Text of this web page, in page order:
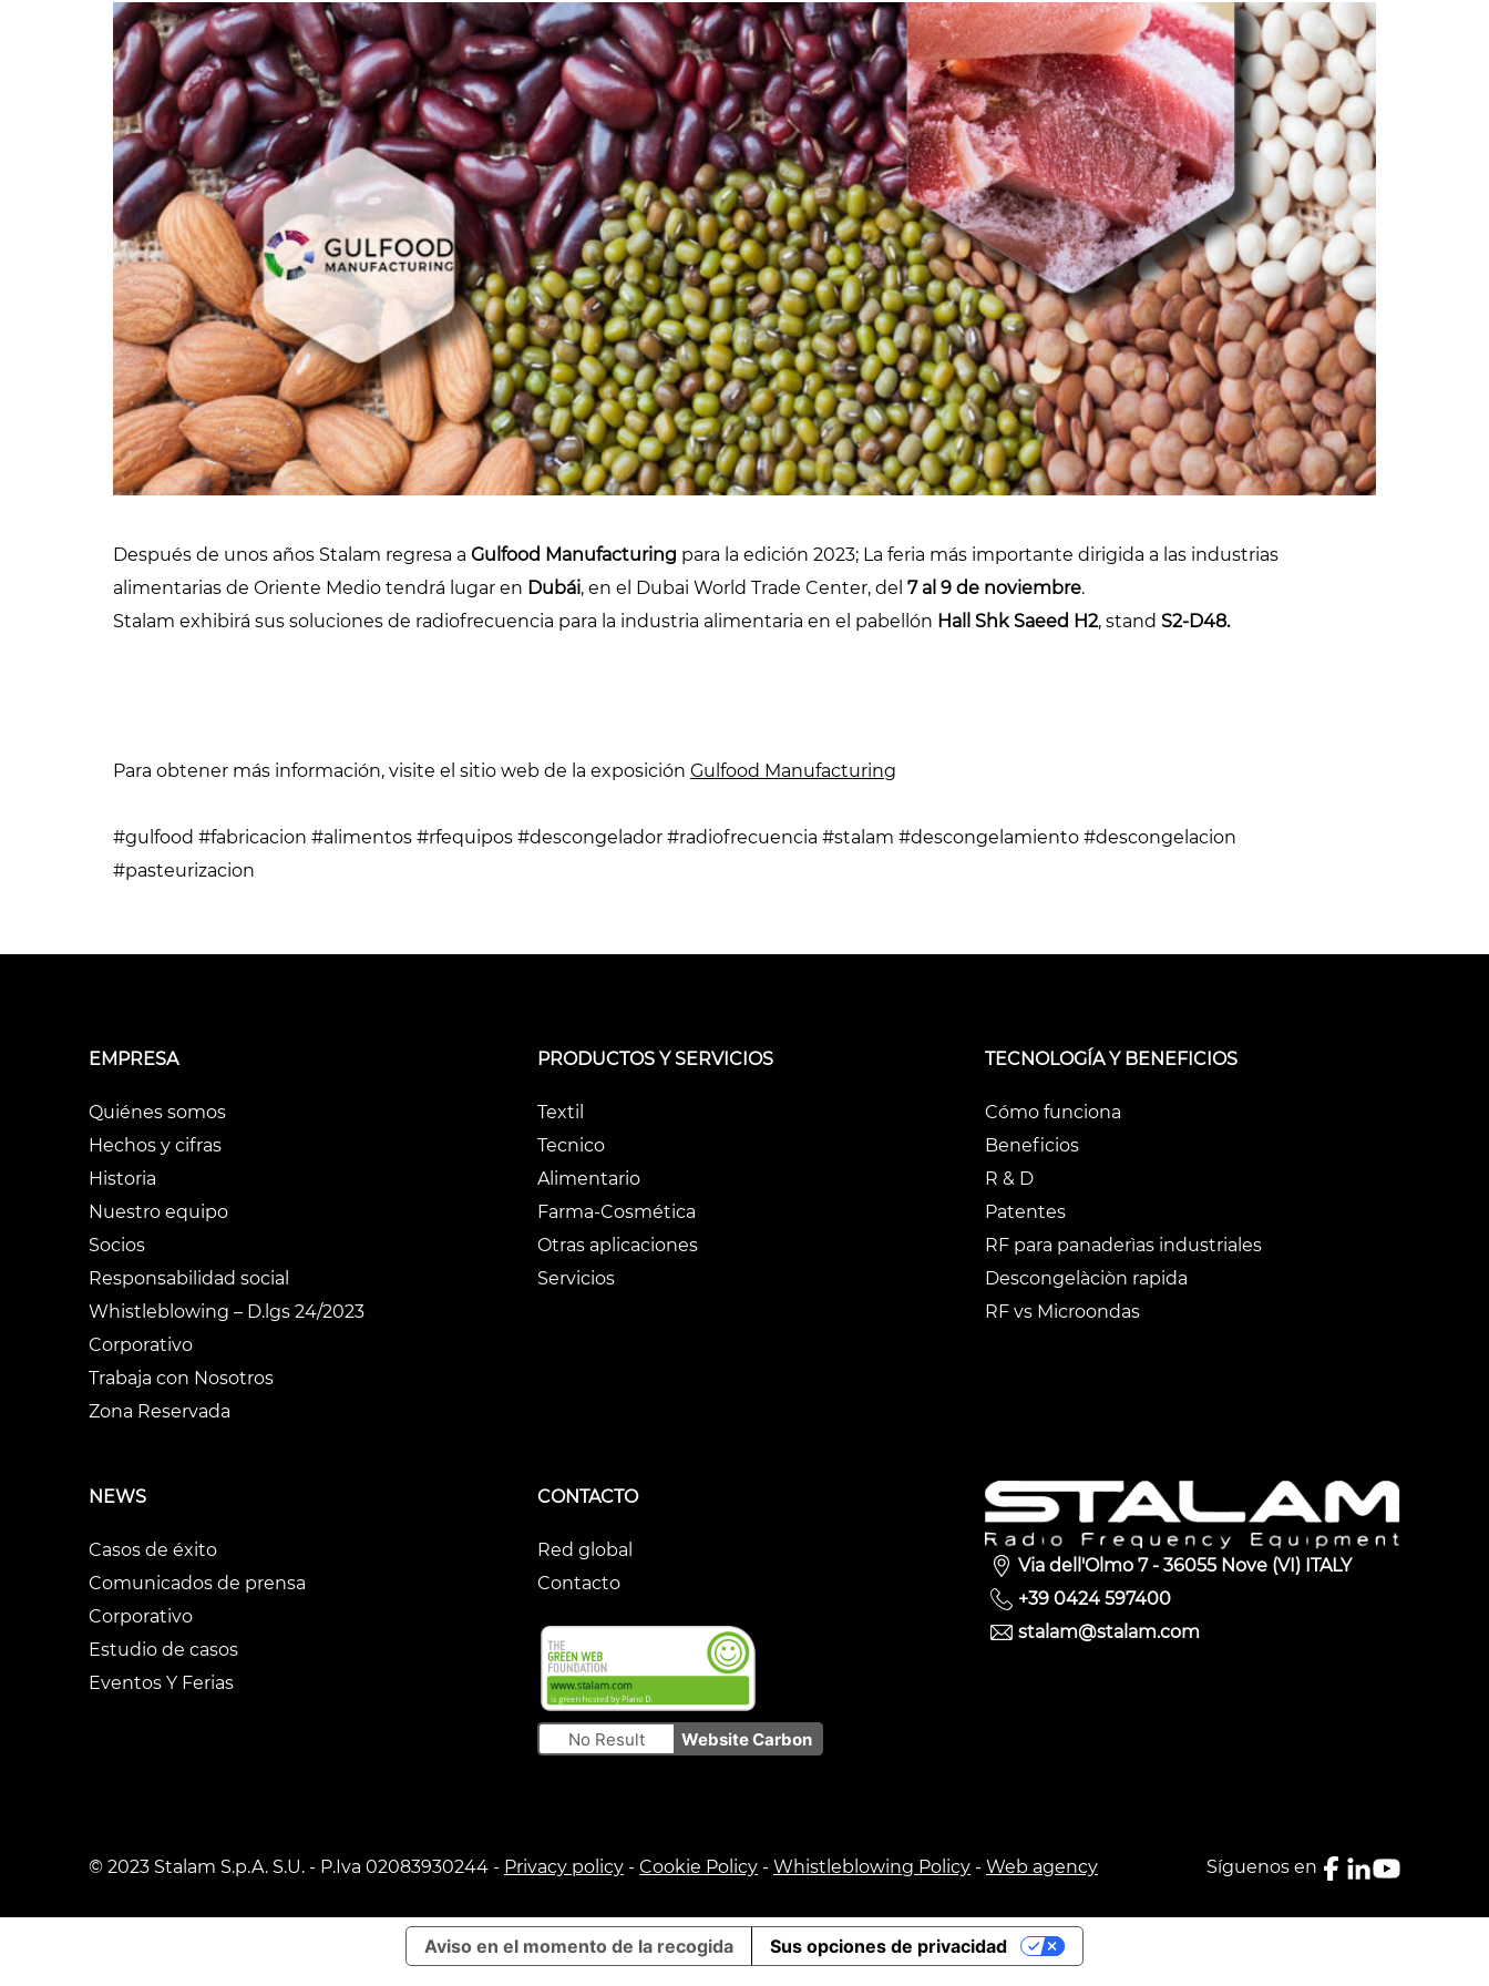
cintas de
hilo/mechas e hilos
en madejas
Secadores de
tejidos
Secadores para
medias y leotardos
Otras aplicaciones
textiles
látex y otras
espumas de
polímeros
Secadores de
fieltros y otros
textiles no tejidos
Otras aplicaciones
en textiles técnicos
Pasteurización y
esterilización
Desinfestación y
desinfección
Pasteurización de
productos líquidos
Rellenado y
precocción de
productos líquidos
cannabis
Secadores de
extensiones de
cabello
demostraciones
Después de unos años Stalam regresa a Gulfood Manufacturing para la edición 2023; La feria más importante dirigida a las industrias
alimentarias de Oriente Medio tendrá lugar en Dubái, en el Dubai World Trade Center, del 7 al 9 de noviembre.
Stalam exhibirá sus soluciones de radiofrecuencia para la industria alimentaria en el pabellón Hall Shk Saeed H2, stand S2-D48.
Para obtener más información, visite el sitio web de la exposición Gulfood Manufacturing
#gulfood #fabricacion #alimentos #rfequipos #descongelador #radiofrecuencia #stalam #descongelamiento #descongelacion
#pasteurizacion
EMPRESA
Quiénes somos
Hechos y cifras
Historia
Nuestro equipo
Socios
Responsabilidad social
Whistleblowing – D.lgs 24/2023
Corporativo
Trabaja con Nosotros
Zona Reservada
PRODUCTOS Y SERVICIOS
Textil
Tecnico
Alimentario
Farma-Cosmética
Otras aplicaciones
Servicios
TECNOLOGÍA Y BENEFICIOS
Cómo funciona
Beneficios
R & D
Patentes
RF para panaderìas industriales
Descongelàciòn rapida
RF vs Microondas
NEWS
Casos de éxito
Comunicados de prensa
Corporativo
Estudio de casos
Eventos Y Ferias
CONTACTO
Red global
Contacto
No Result Website Carbon
Via dell'Olmo 7 - 36055 Nove (VI) ITALY
+39 0424 597400
stalam@stalam.com
© 2023 Stalam S.p.A. S.U. - P.Iva 02083930244 - Privacy policy - Cookie Policy - Whistleblowing Policy - Web agency Síguenos en
Aviso en el momento de la recogida Sus opciones de privacidad